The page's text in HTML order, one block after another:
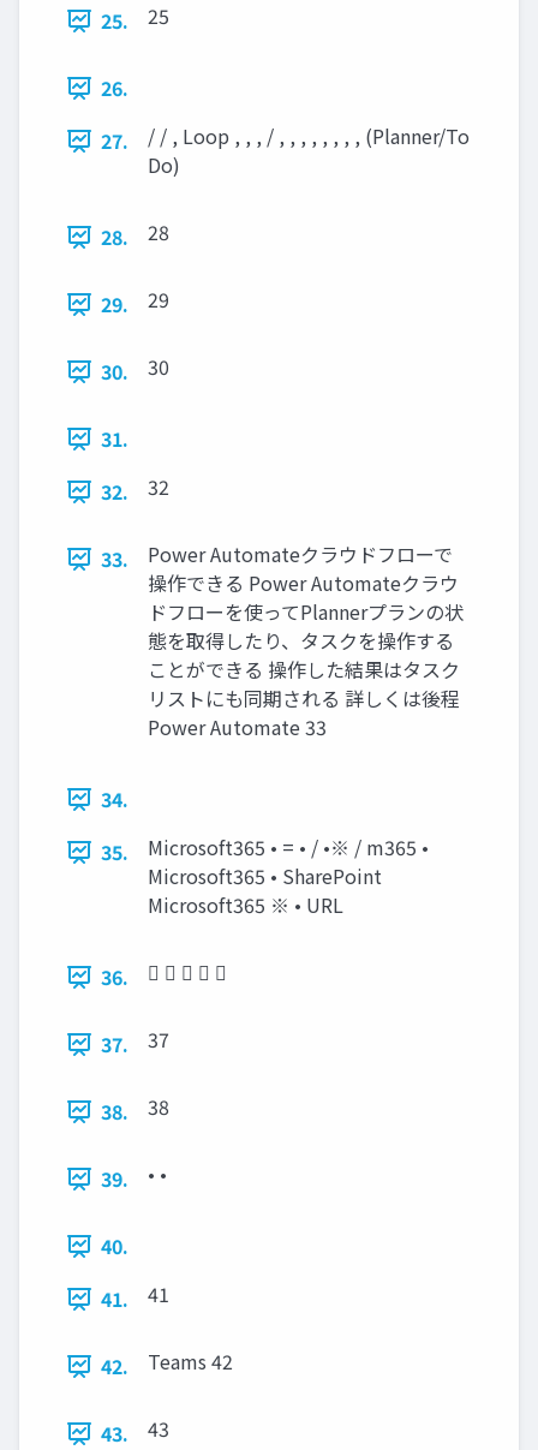
25. 25
26.
27.
/ / , Loop , , , / , , , , , , , , (Planner/To
Do)
28. 28
29. 29
30. 30
31.
32.
32
33.
Power Automateクラウドフローで
操作できる Power Automateクラウ
ドフローを使ってPlannerプランの状
態を取得したり、タスクを操作する
ことができる 操作した結果はタスク
リストにも同期される 詳しくは後程
Power Automate 33
34.
35.
Microsoft365 • = • / •※ / m365 •
Microsoft365 • SharePoint
Microsoft365 ※ • URL
36.     
37. 37
38. 38
39. • •
40.
41.
41
42. Teams 42
43. 43